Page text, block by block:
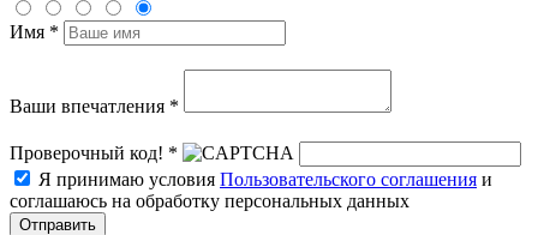
Имя *
Ваши впечатления *
Проверочный код! *
Я принимаю условия Пользовательского соглашения и
соглашаюсь на обработку персональных данных
Отправить